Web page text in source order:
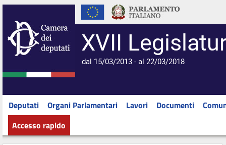
XVII
dal 15/03/2013 - al 22/03/2018
Deputati Organi Parlamentari Lavori Documenti
Accesso rapido